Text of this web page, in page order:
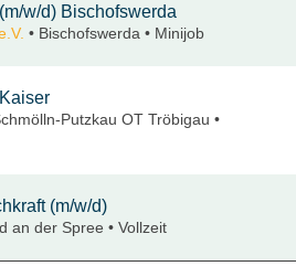
w/d) Bischofswerda
• Bischofswerda • Minijob
Putzkau OT Tröbigau •
(m/w/d)
an der Spree • Vollzeit